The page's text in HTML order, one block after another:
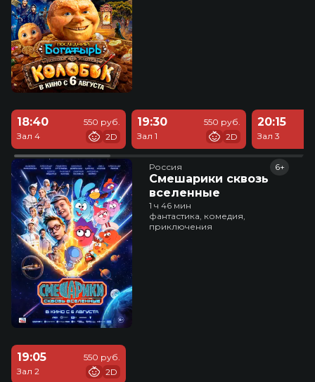
18:40
Зал 4
550 руб.
2D
19:30
Зал 1
550 руб.
2D
20:15
Зал 3
Россия
Смешарики сквозь
вселенные
6+
1 ч 46 мин
фантастика, комедия,
приключения
19:05
Зал 2
550 руб.
2D